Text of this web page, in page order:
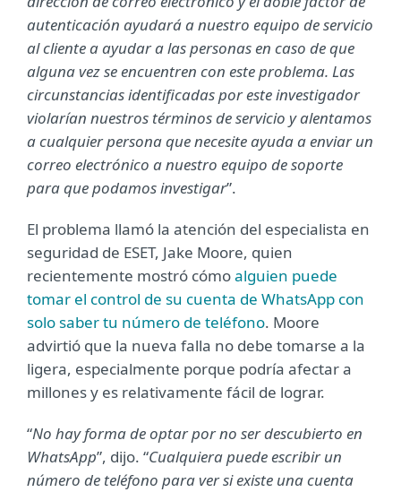
autenticación ayudará a nuestro equipo de servicio
al cliente a ayudar a las personas en caso de que
alguna vez se encuentren con este problema. Las
circunstancias identificadas por este investigador
violarían nuestros términos de servicio y alentamos
a cualquier persona que necesite ayuda a enviar un
correo electrónico a nuestro equipo de soporte
para que podamos investigar”.
El problema llamó la atención del especialista en
seguridad de ESET, Jake Moore, quien
recientemente mostró cómoalguien puede
tomar el control de su cuenta de WhatsApp con
solo saber tu número de teléfono. Moore
advirtió que la nueva falla no debe tomarse a la
ligera, especialmente porque podría afectar a
millones y es relativamente fácil de lograr.
“No hay forma de optar por no ser descubierto en
WhatsApp”, dijo. “Cualquiera puede escribir un
número de teléfono para ver si existe una cuenta